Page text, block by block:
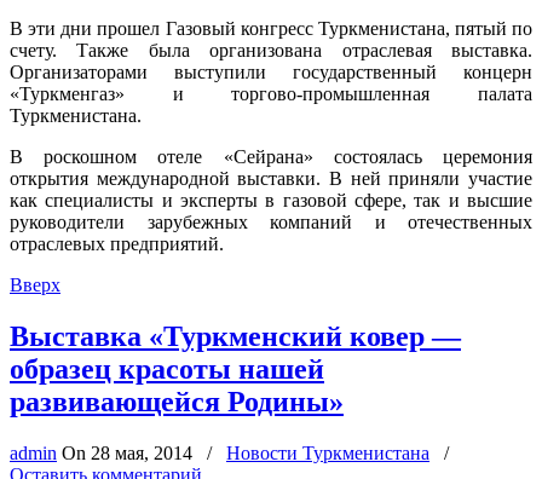
В эти дни прошел Газовый конгресс Туркменистана, пятый по
счету. Также была организована отраслевая выставка.
Организаторами выступили государственный концерн
«Туркменгаз» и торгово-промышленная палата
Туркменистана.
В роскошном отеле «Сейрана» состоялась церемония
открытия международной выставки. В ней приняли участие
как специалисты и эксперты в газовой сфере, так и высшие
руководители зарубежных компаний и отечественных
отраслевых предприятий.
Вверх
Выставка «Туркменский ковер —
образец красоты нашей
развивающейся Родины»
admin On 28 мая, 2014 / Новости Туркменистана
/